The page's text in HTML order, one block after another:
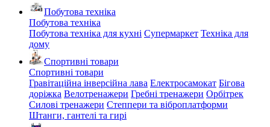
Побутова техніка
Побутова техніка
Побутова техніка для кухні Супермаркет Техніка для
дому
Спортивні товари
Спортивні товари
Гравітаційна інверсійна лава Електросамокат Бігова
доріжка Велотренажери Гребні тренажери Орбітрек
Силові тренажери Степпери та віброплатформи
Штанги, гантелі та гирі